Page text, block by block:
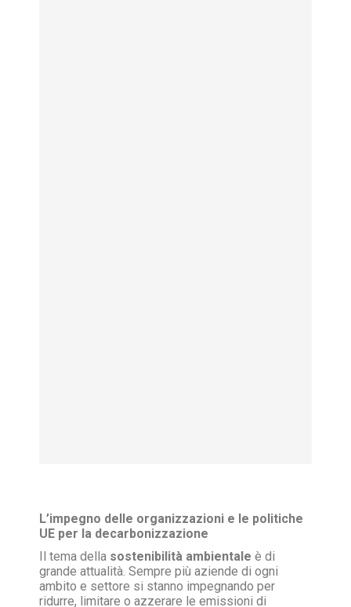
L’impegno delle organizzazioni e le politiche
UE per la decarbonizzazione
Il tema della sostenibilità ambientale è di
grande attualità. Sempre più aziende di ogni
ambito e settore si stanno impegnando per
ridurre, limitare o azzerare le emissioni di